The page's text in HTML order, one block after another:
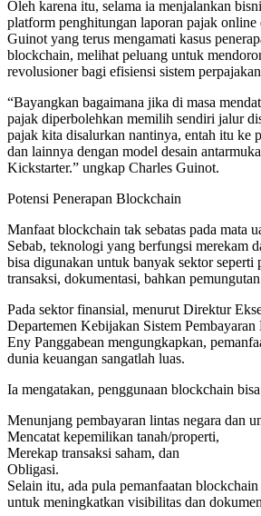
Oleh karena itu, selama ia menjalankan
platform penghitungan laporan pajak online
Guinot yang terus mengamati kasus
blockchain, melihat peluang untuk
revolusioner bagi efisiensi sistem
“Bayangkan bagaimana jika di masa
pajak diperbolehkan memilih sendiri jalur
pajak kita disalurkan nantinya, entah itu ke
dan lainnya dengan model desain
Kickstarter.” ungkap Charles Guinot.
Potensi Penerapan Blockchain
Manfaat blockchain tak sebatas pada mata
Sebab, teknologi yang berfungsi merekam
bisa digunakan untuk banyak sektor seperti
transaksi, dokumentasi, bahkan pemungutan
Pada sektor finansial, menurut Direktur
Departemen Kebijakan Sistem
Eny Panggabean mengungkapkan,
dunia keuangan sangatlah luas.
Ia mengatakan, penggunaan blockchain
Menunjang pembayaran lintas negara dan
Mencatat kepemilikan tanah/properti,
Merekap transaksi saham, dan
Obligasi.
Selain itu, ada pula pemanfaatan
untuk meningkatkan visibilitas dan